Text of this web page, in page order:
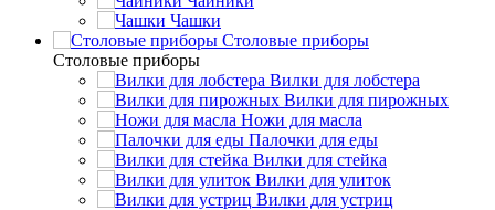
Чашки
Cтоловые приборы
Cтоловые приборы
Вилки для лобстера
Вилки для пирожных
Ножи для масла
Палочки для еды
Вилки для стейка
Вилки для улиток
Вилки для устриц